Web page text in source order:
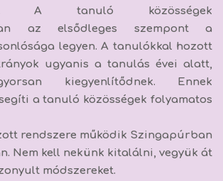
A tanuló közösségek
az elsődleges szempont a
legyen. A tanulókkal hozott
ugyanis a tanulás évei alatt,
kiegyenlítődnek. Ennek
a tanuló közösségek folyamatos
rendszere működik Szingapúrban
Nem kell nekünk kitalálni, vegyük át
módszereket.